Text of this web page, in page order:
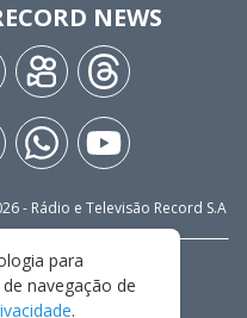
NEWS
- Rádio e Televisão Record S.A
PRIVACIDADE
DE USO
para
navegação de
.